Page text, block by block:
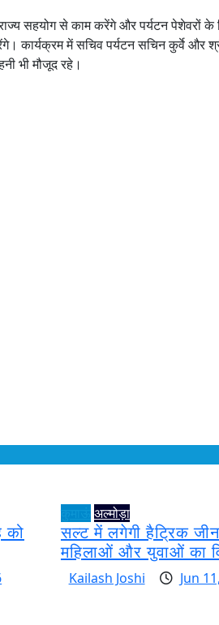
सहयोग से काम करेंगे और पर्यटन पेशेवरों के
कार्यक्रम में सचिव पर्यटन सचिन कुर्वे और
भी मौजूद रहे।
को
कुमाऊं
अल्मोड़ा
सल्ट में लगेगी हैट्रिक
महिलाओं और युवाओं का
Kailash Joshi
Jun